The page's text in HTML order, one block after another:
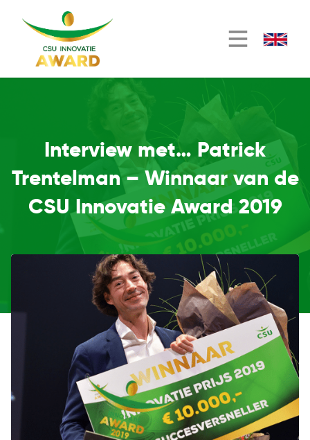
Interview met… Patrick
Trentelman – Winnaar van de
CSU Innovatie Award 2019